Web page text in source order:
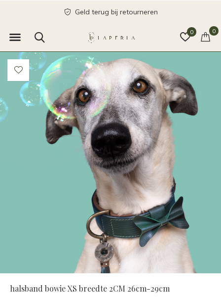
0 0
Geld terug bij retourneren
halsband bowie XS breedte 2CM 26cm-29cm